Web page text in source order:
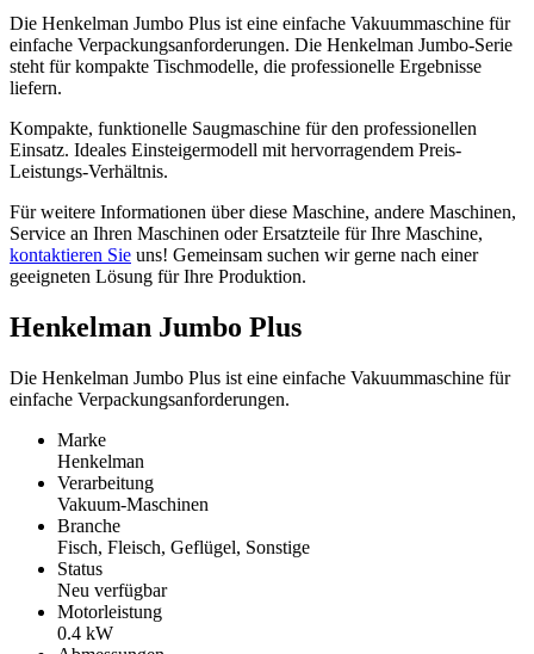
Die Henkelman Jumbo Plus ist eine einfache Vakuummaschine für
einfache Verpackungsanforderungen. Die Henkelman Jumbo-Serie
steht für kompakte Tischmodelle, die professionelle Ergebnisse
liefern.
Kompakte, funktionelle Saugmaschine für den professionellen
Einsatz. Ideales Einsteigermodell mit hervorragendem Preis-
Leistungs-Verhältnis.
Für weitere Informationen über diese Maschine, andere Maschinen,
Service an Ihren Maschinen oder Ersatzteile für Ihre Maschine,
kontaktieren Sie uns! Gemeinsam suchen wir gerne nach einer
geeigneten Lösung für Ihre Produktion.
Henkelman Jumbo Plus
Die Henkelman Jumbo Plus ist eine einfache Vakuummaschine für
einfache Verpackungsanforderungen.
Marke
Henkelman
Verarbeitung
Vakuum-Maschinen
Branche
Fisch, Fleisch, Geflügel, Sonstige
Status
Neu verfügbar
Motorleistung
0.4 kW